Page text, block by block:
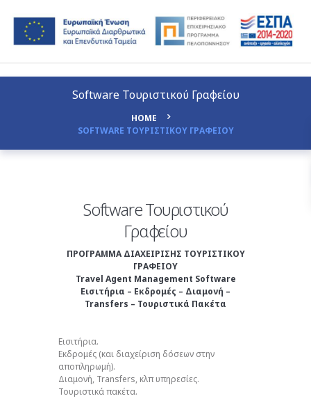
Software Τουριστικού Γραφείου
HOME
SOFTWARE ΤΟΥΡΙΣΤΙΚΟΥ ΓΡΑΦΕΙΟΥ
Software Τουριστικού
Γραφείου
ΠΡΟΓΡΑΜΜΑ ΔΙΑΧΕΙΡΙΣΗΣ ΤΟΥΡΙΣΤΙΚΟΥ
ΓΡΑΦΕΙΟΥ
Travel Agent Management Software
Εισιτήρια – Εκδρομές – Διαμονή –
Transfers – Τουριστικά Πακέτα
Εισιτήρια.
Εκδρομές (και διαχείριση δόσεων στην
αποπληρωμή).
Διαμονή, Transfers, κλπ υπηρεσίες.
Τουριστικά πακέτα.